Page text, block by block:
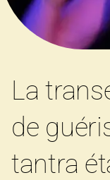
La
de
tantra